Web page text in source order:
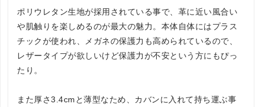
ポリウレタン生地が採用されている事で、革に近い風合い
や肌触りを楽しめるのが最大の魅力。本体自体にはプラス
チックが使われ、メガネの保護力も高められているので、
レザータイプが欲しいけど保護力が不安という方にもぴっ
たり。
また厚さ3.4cmと薄型なため、カバンに入れて持ち運ぶ事